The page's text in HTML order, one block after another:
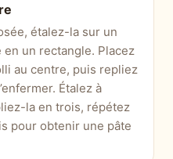
étalez-la sur un
un rectangle. Placez
au centre, puis repliez
Étalez à
la en trois, répétez
pour obtenir une pâte